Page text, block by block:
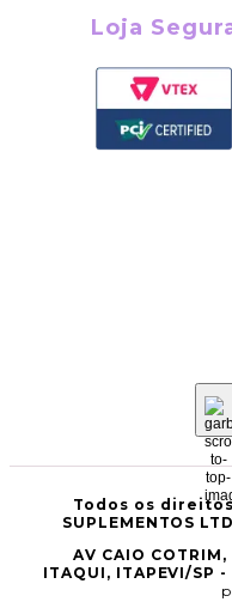
Loja
Todos os
SUPLEMENTOS
AV CAIO
ITAQUI, ITAPEVI/SP